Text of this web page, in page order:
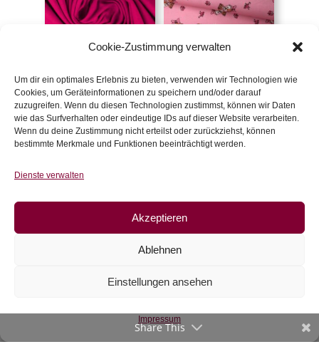
Cookie-Zustimmung verwalten
Um dir ein optimales Erlebnis zu bieten, verwenden wir Technologien wie
Cookies, um Geräteinformationen zu speichern und/oder darauf
zuzugreifen. Wenn du diesen Technologien zustimmst, können wir Daten
wie das Surfverhalten oder eindeutige IDs auf dieser Website verarbeiten.
Wenn du deine Zustimmung nicht erteilst oder zurückziehst, können
bestimmte Merkmale und Funktionen beeinträchtigt werden.
Dienste verwalten
Akzeptieren
Ablehnen
Einstellungen ansehen
Impressum
Uni-Jersey pink
€ 14,50/m
inkl. 20 % MwSt.
Zur Wunschliste
French Terry herzige
Fuchsmädchen, rosa
14,90 /m
inkl. 20 % MwSt.
Baumwolle, beere
€10,90/m
Share This